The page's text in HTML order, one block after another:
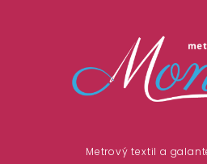
Metrový textil a